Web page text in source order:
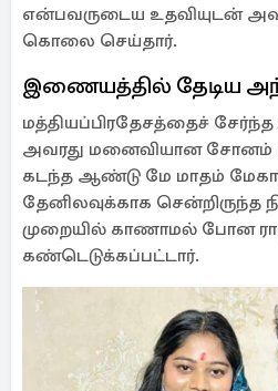
என்பவருடைய உதவியுடன்
கொலை செய்தார்.
இணையத்தில் தேடிய
மத்தியப்பிரதேசத்தைச் சேர்ந்த
அவரது மனைவியான சோனம்
கடந்த ஆண்டு மே மாதம்
தேனிலவுக்காக சென்றிருந்த
முறையில் காணாமல் போன
கண்டெடுக்கப்பட்டார்.